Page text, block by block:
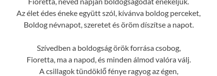
Az élet édes éneke együtt szól, kívánva boldog perceket,
Boldog névnapot, szeretet és öröm díszítse a napot.
Szívedben a boldogság örök forrása csobog,
Fioretta, ma a napod, és minden álmod valóra válj.
A csillagok tündöklő fénye ragyog az égen,